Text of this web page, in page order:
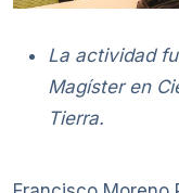
La actividad
Magíster en
Tierra.